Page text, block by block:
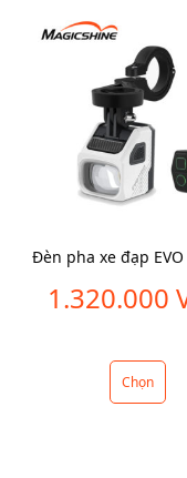
Đèn pha xe đạp EVO
1.320.000
Chọn
S